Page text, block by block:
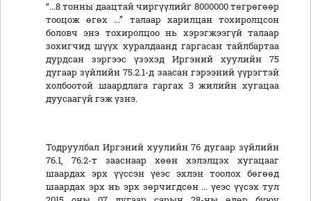
“...8 тонны даацтай чиргүүлийг 8000000 төгрөгөөр
тооцож өгөх ...” талаар харилцан тохиролцсон
боловч энэ тохиролцоо нь хэрэгжээгүй талаар
зохигчид шүүх хуралдаанд гаргасан тайлбартаа
дурдсан зэргээс үзэхэд Иргэний хуулийн 75
дугаар зүйлийн 75.2.1-д заасан гэрээний үүрэгтэй
холбоотой шаардлага гаргах 3 жилийн хугацаа
дуусаагүй гэж үзнэ.
Тодруулбал Иргэний хуулийн 76 дугаар зүйлийн
76.1, 76.2-т зааснаар хөөн хэлэлцэх хугацааг
шаардах эрх үүссэн үеэс эхлэн тоолох бөгөөд
шаардах эрх нь эрх зөрчигдсөн ... үеэс үүсэх тул